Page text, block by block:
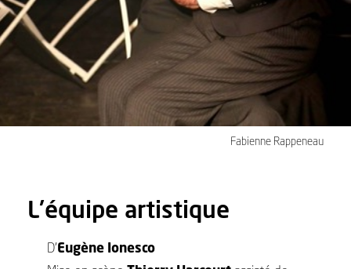
Fabienne Rappeneau
L'équipe artistique
D’Eugène Ionesco